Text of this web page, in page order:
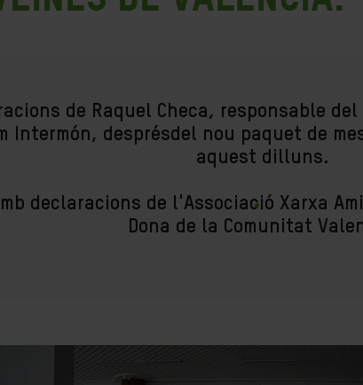
de Raquel Checa, responsable
Intermón, desprésdel nou paquet de
aquest dilluns.
declaracions de l'Associació Xarxa
Dona de la Comunitat